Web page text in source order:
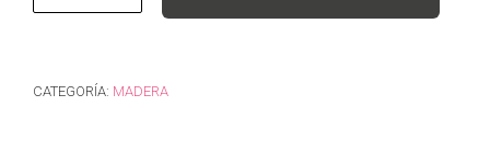
CATEGORÍA: MADERA